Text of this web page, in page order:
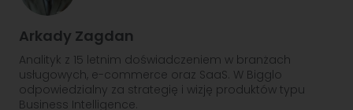
Arkady Zagdan
Analityk z 15 letnim doświadczeniem w branżach
usługowych, e-commerce oraz SaaS. W Bigglo
odpowiedzialny za strategię i wizję produktów typu
Business Intelligence.